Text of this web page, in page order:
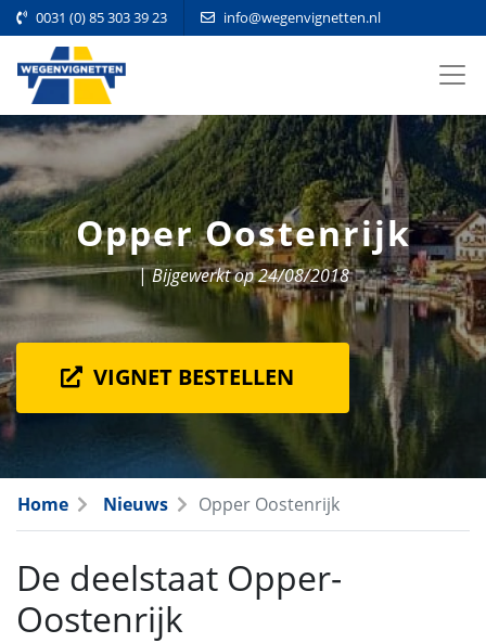
0031 (0) 85 303 39 23 info@wegenvignetten.nl
Opper Oostenrijk
|Bijgewerkt op 24/08/2018
VIGNET BESTELLEN
Home Nieuws Opper Oostenrijk
De deelstaat Opper-
Oostenrijk